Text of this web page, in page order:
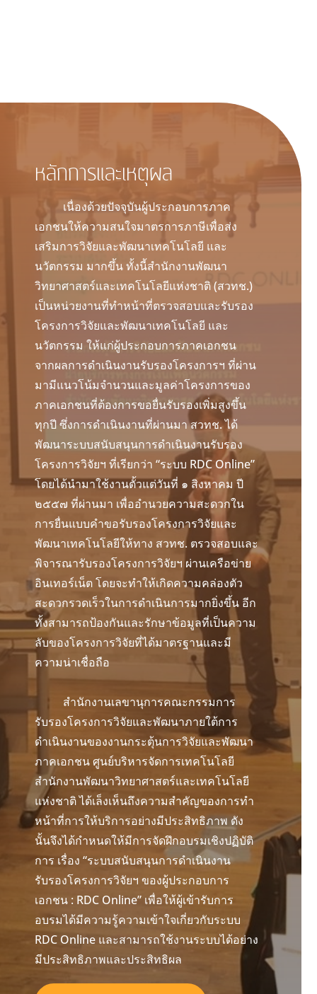
หลักการและเหตุผล
เนื่องด้วยปัจจุบันผู้ประกอบการภาค
เอกชนให้ความสนใจมาตรการภาษีเพื่อส่ง
เสริมการวิจัยและพัฒนาเทคโนโลยี และ
นวัตกรรม มากขึ้น ทั้งนี้สำนักงานพัฒนา
วิทยาศาสตร์และเทคโนโลยีแห่งชาติ (สวทช.)
เป็นหน่วยงานที่ทำหน้าที่ตรวจสอบและรับรอง
โครงการวิจัยและพัฒนาเทคโนโลยี และ
นวัตกรรม ให้แก่ผู้ประกอบการภาคเอกชน
จากผลการดำเนินงานรับรองโครงการฯ ที่ผ่าน
มามีแนวโน้มจำนวนและมูลค่าโครงการของ
ภาคเอกชนที่ต้องการขอยื่นรับรองเพิ่มสูงขึ้น
ทุกปี ซึ่งการดำเนินงานที่ผ่านมา สวทช. ได้
พัฒนาระบบสนับสนุนการดำเนินงานรับรอง
โครงการวิจัยฯ ที่เรียกว่า “ระบบ RDC Online”
โดยได้นำมาใช้งานตั้วแต่วันที่ ๑ สิงหาคม ปี
๒๕๕๗ ที่ผ่านมา เพื่ออำนวยความสะดวกใน
การยื่นแบบคำขอรับรองโครงการวิจัยและ
พัฒนาเทคโนโลยีให้ทาง สวทช. ตรวจสอบและ
พิจารณารับรองโครงการวิจัยฯ ผ่านเครือข่าย
อินเทอร์เน็ต โดยจะทำให้เกิดความคล่องตัว
สะดวกรวดเร็วในการดำเนินการมากยิ่งขึ้น อีก
ทั้งสามารถป้องกันและรักษาข้อมูลที่เป็นความ
ลับของโครงการวิจัยที่ได้มาตรฐานและมี
ความน่าเชื่อถือ
สำนักงานเลขานุการคณะกรรมการ
รับรองโครงการวิจัยและพัฒนาภายใต้การ
ดำเนินงานของงานกระตุ้นการวิจัยและพัฒนา
ภาคเอกชน ศูนย์บริหารจัดการเทคโนโลยี
สำนักงานพัฒนาวิทยาศาสตร์และเทคโนโลยี
แห่งชาติ ได้เล็งเห็นถึงความสำคัญของการทำ
หน้าที่การให้บริการอย่างมีประสิทธิภาพ ดัง
นั้นจึงได้กำหนดให้มีการจัดฝึกอบรมเชิงปฏิบัติ
การ เรื่อง “ระบบสนับสนุนการดำเนินงาน
รับรองโครงการวิจัยฯ ของผู้ประกอบการ
เอกชน : RDC Online” เพื่อให้ผู้เข้ารับการ
อบรมได้มีความรู้ความเข้าใจเกี่ยวกับระบบ
RDC Online และสามารถใช้งานระบบได้อย่าง
มีประสิทธิภาพและประสิทธิผล